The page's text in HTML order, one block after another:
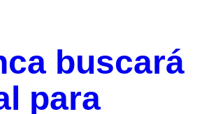
buscará
para